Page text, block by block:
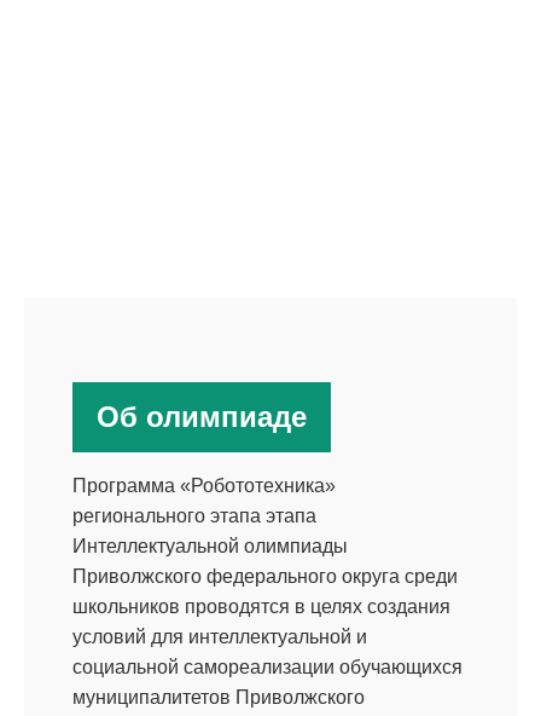
Об олимпиаде
Программа «Робототехника»
регионального этапа этапа
Интеллектуальной олимпиады
Приволжского федерального округа среди
школьников проводятся в целях создания
условий для интеллектуальной и
социальной самореализации обучающихся
муниципалитетов Приволжского